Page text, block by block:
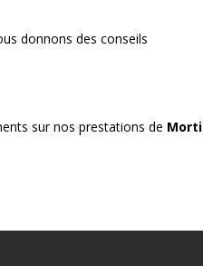
donnons des conseils
sur nos prestations de